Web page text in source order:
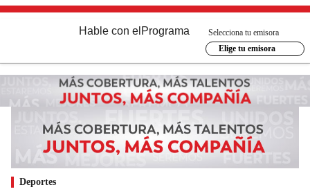
Hable con el Programa
Selecciona tu emisora
Elige tu emisora
Deportes